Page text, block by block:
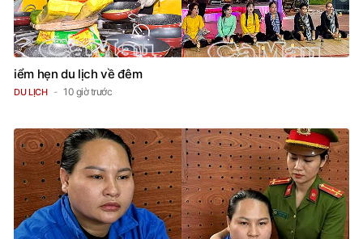
iểm hẹn du lịch về đêm
DU LỊCH 10 giờ trước